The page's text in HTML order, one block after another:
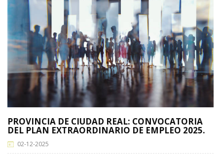
PROVINCIA DE CIUDAD REAL: CONVOCATORIA
DEL PLAN EXTRAORDINARIO DE EMPLEO 2025.
02-12-2025